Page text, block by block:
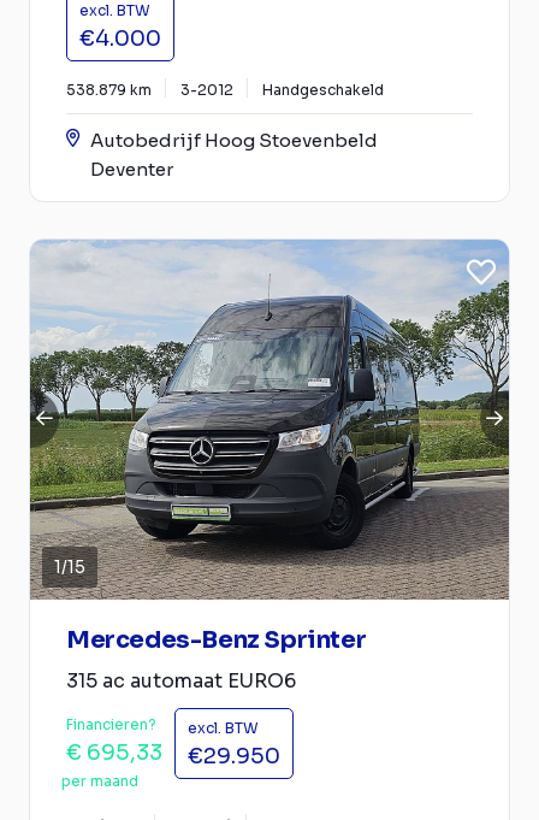
excl. BTW
€4.000
538.879 km 3-2012 Handgeschakeld
Autobedrijf Hoog Stoevenbeld
Deventer
1/15
Mercedes-Benz Sprinter
315 ac automaat EURO6
Financieren?
€ 695,33
per maand
excl. BTW
€29.950